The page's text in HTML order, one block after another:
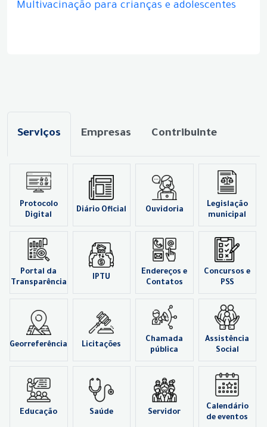
Multivacinação para crianças e adolescentes
Serviços Empresas Contribuinte
Protocolo
Digital
Diário Oficial Ouvidoria
Legislação
municipal
Portal da
Transparência
IPTU
Endereços e
Contatos
Concursos e
PSS
Georreferência Licitações
Chamada
pública
Assistência
Social
Educação Saúde Servidor
Calendário
de eventos